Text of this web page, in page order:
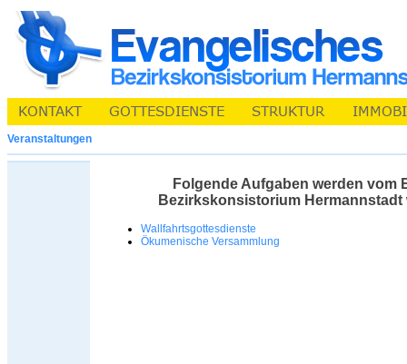
Veranstaltungen
Folgende Aufgaben werden vom
Bezirkskonsistorium Hermannstadt
Wallfahrtsgottesdienste
Ökumenische Versammlung